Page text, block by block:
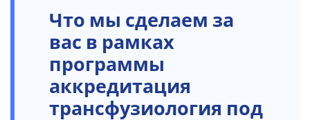
Что мы сделаем за
вас в рамках
программы
аккредитация
трансфузиология под